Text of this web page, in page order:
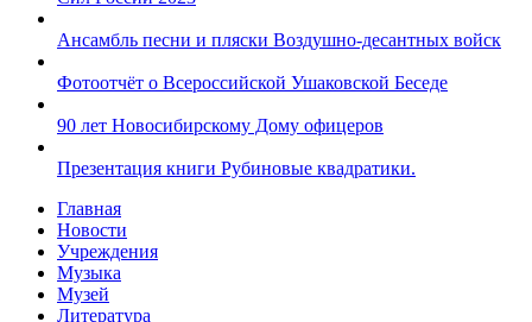
Ансамбль песни и пляски Воздушно-десантных войск
Фотоотчёт о Всероссийской Ушаковской Беседе
90 лет Новосибирскому Дому офицеров
Презентация книги Рубиновые квадратики.
Главная
Новости
Учреждения
Музыка
Музей
Литература